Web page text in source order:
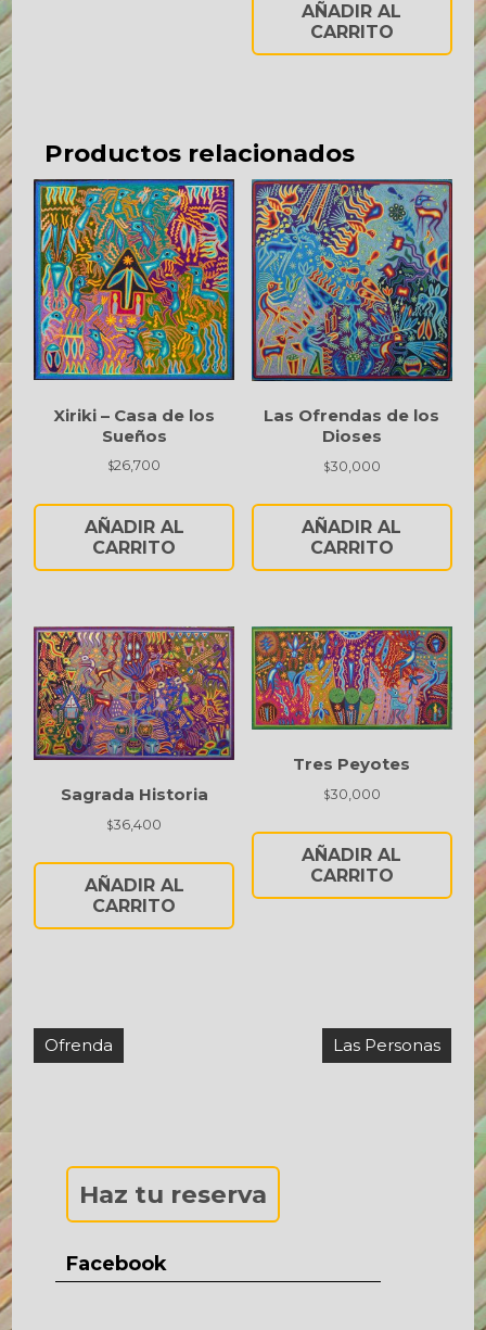
AÑADIR AL
CARRITO
Productos relacionados
Xiriki – Casa de los
Sueños
$26,700
AÑADIR AL
CARRITO
Las Ofrendas de los
Dioses
$30,000
AÑADIR AL
CARRITO
Sagrada Historia
$36,400
AÑADIR AL
CARRITO
Tres Peyotes
$30,000
AÑADIR AL
CARRITO
Navegación
de
Ofrenda Las Personas
Haz tu reserva
Facebook